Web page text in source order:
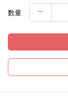
数量